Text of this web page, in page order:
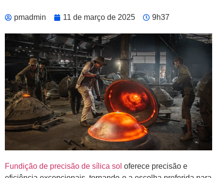
pmadmin 11 de março de 2025 9h37
Fundição de precisão de sílica sol oferece precisão e